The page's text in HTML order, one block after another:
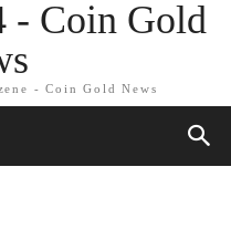
- Coin Gold
- Coin Gold News